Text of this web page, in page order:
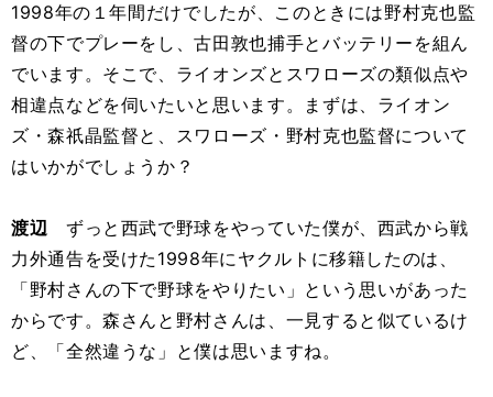
1998年の１年間だけでしたが、このときには野村克也監
督の下でプレーをし、古田敦也捕手とバッテリーを組ん
でいます。そこで、ライオンズとスワローズの類似点や
相違点などを伺いたいと思います。まずは、ライオン
ズ・森祇晶監督と、スワローズ・野村克也監督について
はいかがでしょうか？
渡辺 ずっと西武で野球をやっていた僕が、西武から戦
力外通告を受けた1998年にヤクルトに移籍したのは、
「野村さんの下で野球をやりたい」という思いがあった
からです。森さんと野村さんは、一見すると似ているけ
ど、「全然違うな」と僕は思いますね。